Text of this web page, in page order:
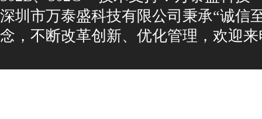
深圳市万泰盛科技有限公司秉承“诚信
念，不断改革创新、优化管理，欢迎